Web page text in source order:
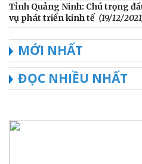
Tỉnh Quảng Ninh: Chú trọng
vụ phát triển kinh tế (19/12/
MỚI NHẤT
ĐỌC NHIỀU NHẤT